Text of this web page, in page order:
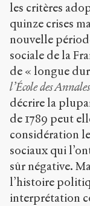
l
e
s
6
2
7
/
Copier la
référence
Chicago
Copier la
référence
Bibtex
les critères
quinze crises
nouvelle
sociale de la
de « longue
l’École des Annales
décrire la
de 1789 peut
considération
sociaux qui
sûr négative.
l’histoire
interprétation